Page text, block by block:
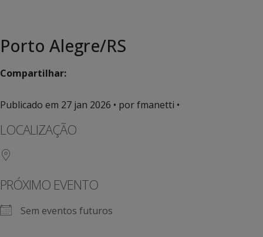
Porto Alegre/RS
Compartilhar:
Publicado em 27 jan 2026 • por fmanetti •
LOCALIZAÇÃO
PRÓXIMO EVENTO
Sem eventos futuros